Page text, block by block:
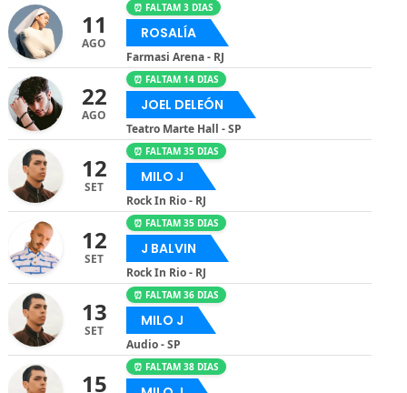
11
AGO
⏰ FALTAM 3 DIAS
ROSALÍA
Farmasi Arena - RJ
22
AGO
⏰ FALTAM 14 DIAS
JOEL DELEÓN
Teatro Marte Hall - SP
12
SET
⏰ FALTAM 35 DIAS
MILO J
Rock In Rio - RJ
12
SET
⏰ FALTAM 35 DIAS
J BALVIN
Rock In Rio - RJ
13
SET
⏰ FALTAM 36 DIAS
MILO J
Audio - SP
15
⏰ FALTAM 38 DIAS